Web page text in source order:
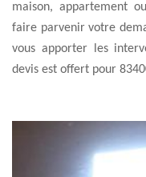
maison, appartement
faire parvenir votre
vous apporter les
devis est offert pour